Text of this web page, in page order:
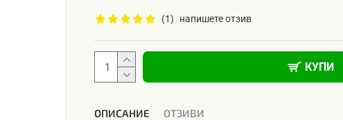
(1) напишете отзив
КУПИ
ОПИСАНИЕ OТЗИВИ